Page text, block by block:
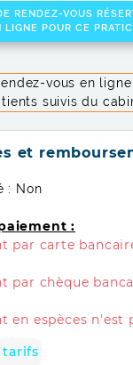
RENDEZ-VOUS
EN LIGNE POUR CE
vous en
suivis du
et
: Non
:
par carte
par chèque
en espèces n'est
tarifs